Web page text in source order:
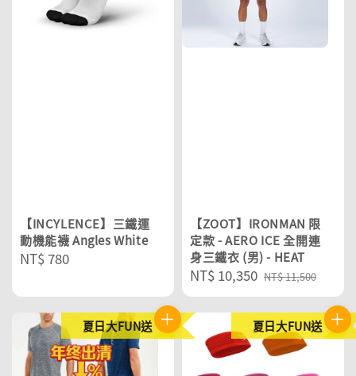
【INCYLENCE】三鐵運
動機能襪 Angles White
Regular
NT$ 780
【ZOOT】IRONMAN 限
定款 - AERO ICE 全開連
身三鐵衣 (男) - HEAT
Sale
price
NT$ 10,350 Regular
price
NT$ 11,500
夏日大FUN送 夏日大FUN送